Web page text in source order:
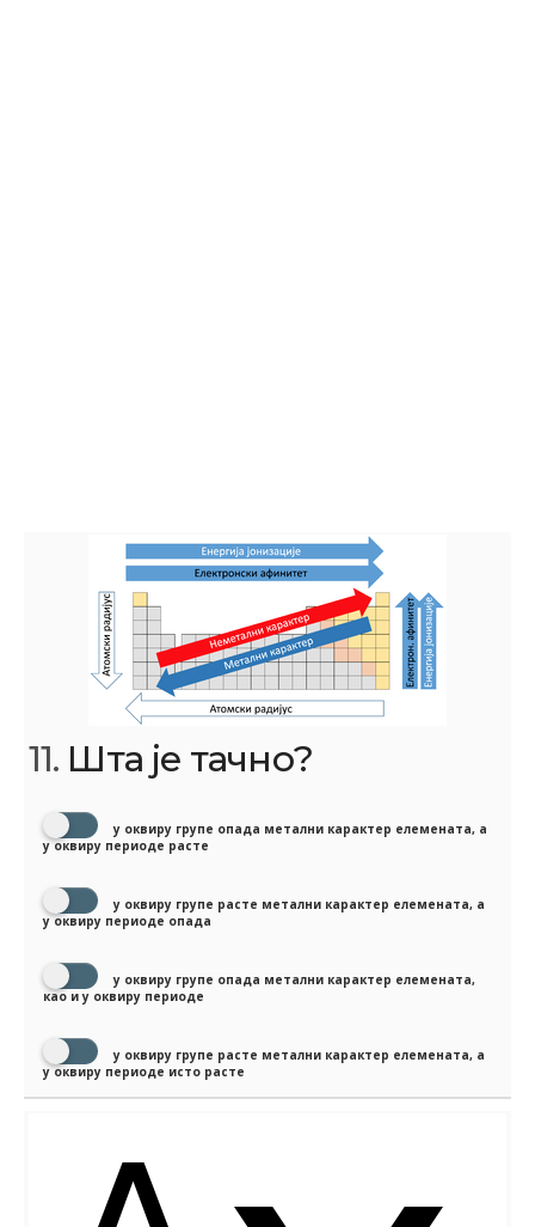
11. Шта је тачно?
у оквиру групе опада метални карактер елемената, а
у оквиру периоде расте
у оквиру групе расте метални карактер елемената, а
у оквиру периоде опада
у оквиру групе опада метални карактер елемената,
као и у оквиру периоде
у оквиру групе расте метални карактер елемената, а
у оквиру периоде исто расте